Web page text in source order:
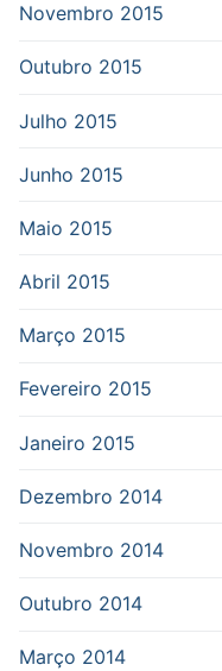
Novembro 2015
Outubro 2015
Julho 2015
Junho 2015
Maio 2015
Abril 2015
Março 2015
Fevereiro 2015
Janeiro 2015
Dezembro 2014
Novembro 2014
Outubro 2014
Março 2014